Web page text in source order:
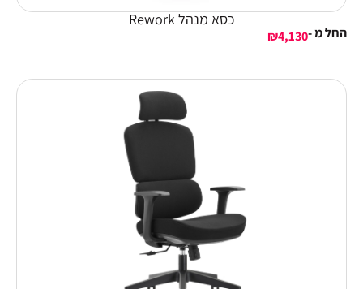
כסא מנהל Rework
החל מ - ₪4,130